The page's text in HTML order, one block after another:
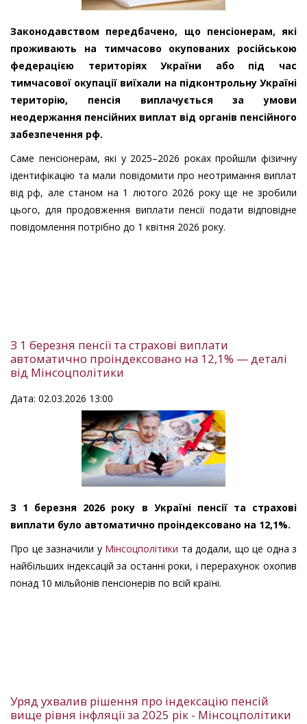
Законодавством передбачено, що пенсіонерам, які
проживають на тимчасово окупованих російською
федерацією територіях України або під час
тимчасової окупації виїхали на підконтрольну Україні
територію, пенсія виплачується за умови
неодержання пенсійних виплат від органів пенсійного
забезпечення рф.
Саме пенсіонерам, які у 2025–2026 роках пройшли фізичну
ідентифікацію та мали повідомити про неотримання виплат
від рф, але станом на 1 лютого 2026 року ще не зробили
цього, для продовження виплати пенсії подати відповідне
повідомлення потрібно до 1 квітня 2026 року.
З 1 березня пенсії та страхові виплати
автоматично проіндексовано на 12,1% — деталі
від Мінсоцполітики
Дата: 02.03.2026 13:00
З 1 березня 2026 року в Україні пенсії та страхові
виплати було автоматично проіндексовано на 12,1%.
Про це зазначили у Мінсоцполітики та додали, що це одна з
найбільших індексацій за останні роки, і перерахунок охопив
понад 10 мільйонів пенсіонерів по всій країні.
Уряд ухвалив рішення про індексацію пенсій
вище рівня інфляції за 2025 рік - Мінсоцполітики